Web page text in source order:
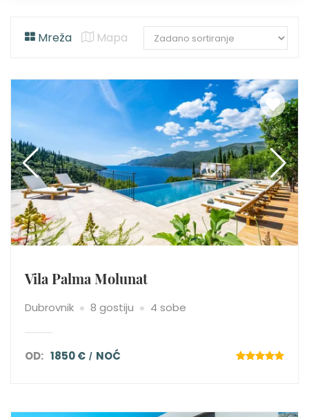
Mreža Mapa
Vila Palma Molunat
Dubrovnik 8 gostiju 4 sobe
OD: 1850 € NOĆ